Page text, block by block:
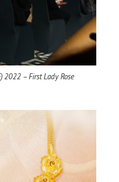
2022 – First Lady Rose